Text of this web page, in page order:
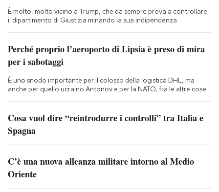
È molto, molto vicino a Trump, che da sempre prova a controllare
il dipartimento di Giustizia minando la sua indipendenza
Perché proprio l’aeroporto di Lipsia è preso di mira
per i sabotaggi
È uno snodo importante per il colosso della logistica DHL, ma
anche per quello ucraino Antonov e per la NATO, fra le altre cose
Cosa vuol dire “reintrodurre i controlli” tra Italia e
Spagna
C’è una nuova alleanza militare intorno al Medio
Oriente